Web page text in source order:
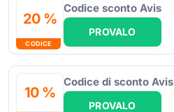
20 %
CODICE
Codice sconto Avis
PROVALO
10 %
Codice di sconto
PROVALO